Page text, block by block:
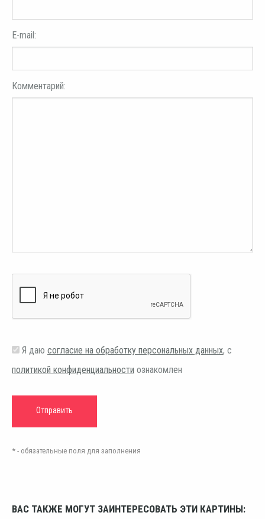
E-mail:
Комментарий:
Я даю согласие на обработку персональных данных, с
политикой конфиденциальности ознакомлен
* - обязательные поля для заполнения
ВАС ТАКЖЕ МОГУТ ЗАИНТЕРЕСОВАТЬ ЭТИ КАРТИНЫ: